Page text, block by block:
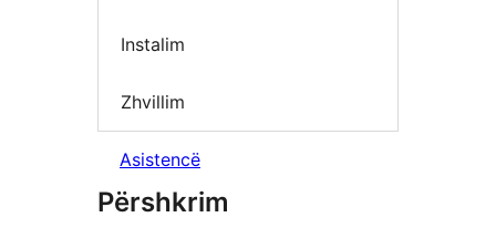
Instalim
Zhvillim
Asistencë
Përshkrim